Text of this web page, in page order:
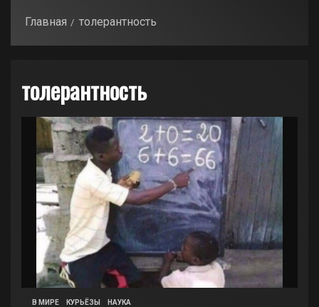
Главная толерантность
толерантность
В МИРЕ КУРЬЁЗЫ НАУКА